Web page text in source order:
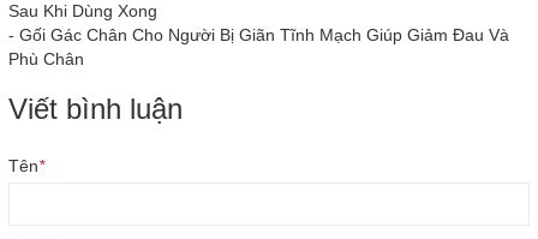
Sau Khi Dùng Xong
- Gối Gác Chân Cho Người Bị Giãn Tĩnh Mạch Giúp Giảm Đau Và
Phù Chân
Viết bình luận
Tên*